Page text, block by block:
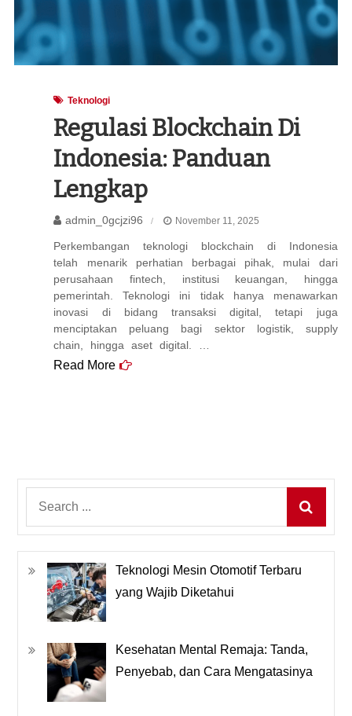
Teknologi
Regulasi Blockchain Di
Indonesia: Panduan
Lengkap
admin_0gcjzi96 November 11, 2025
Perkembangan teknologi blockchain di Indonesia
telah menarik perhatian berbagai pihak, mulai dari
perusahaan fintech, institusi keuangan, hingga
pemerintah. Teknologi ini tidak hanya menawarkan
inovasi di bidang transaksi digital, tetapi juga
menciptakan peluang bagi sektor logistik, supply
chain, hingga aset digital. …
Read More
Teknologi Mesin Otomotif Terbaru
yang Wajib Diketahui
Kesehatan Mental Remaja: Tanda,
Penyebab, dan Cara Mengatasinya